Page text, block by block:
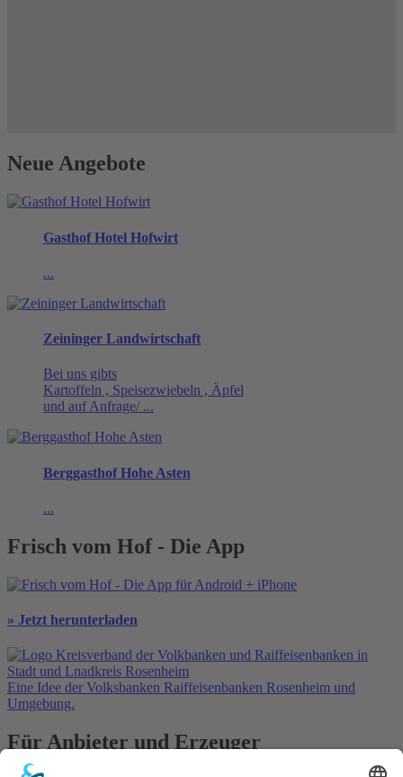
Neue Angebote
Gasthof Hotel Hofwirt
...
Zeininger Landwirtschaft
Bei uns gibts
Kartoffeln , Speisezwiebeln , Äpfel
und auf Anfrage/ ...
Berggasthof Hohe Asten
...
Frisch vom Hof - Die App
» Jetzt herunterladen
Eine Idee der Volksbanken Raiffeisenbanken Rosenheim und
Umgebung.
Für Anbieter und Erzeuger